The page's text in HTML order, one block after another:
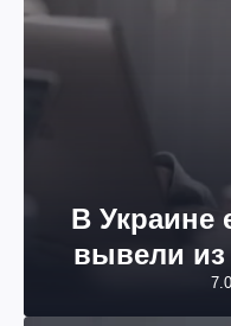
В Украине
вывели